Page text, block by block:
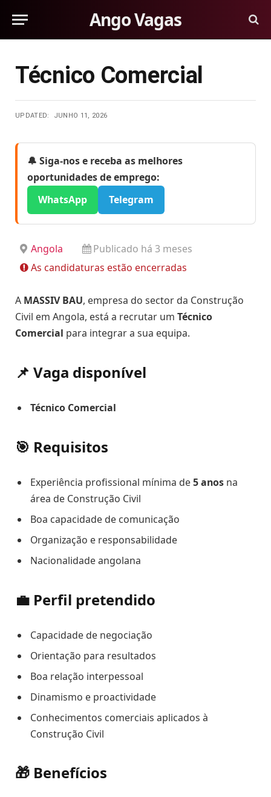
Ango Vagas
Técnico Comercial
UPDATED: JUNHO 11, 2026
🔔 Siga-nos e receba as melhores
oportunidades de emprego:
WhatsApp
Telegram
Angola
Publicado há 3 meses
As candidaturas estão encerradas
A MASSIV BAU, empresa do sector da Construção
Civil em Angola, está a recrutar um Técnico
Comercial para integrar a sua equipa.
📌 Vaga disponível
Técnico Comercial
🎯 Requisitos
Experiência profissional mínima de5 anos na
área de Construção Civil
Boa capacidade de comunicação
Organização e responsabilidade
Nacionalidade angolana
💼 Perfil pretendido
Capacidade de negociação
Orientação para resultados
Boa relação interpessoal
Dinamismo e proactividade
Conhecimentos comerciais aplicados à
Construção Civil
🎁 Benefícios